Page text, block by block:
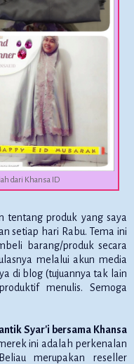
dari Khansa ID
tentang produk yang saya
setiap hari Rabu. Tema ini
barang/produk secara
melalui akun media
di blog (tujuannya tak lain
menulis. Semoga
Syar'i bersama Khansa
ini adalah perkenalan
merupakan reseller